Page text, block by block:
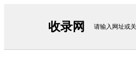
收录网 请输入网址或